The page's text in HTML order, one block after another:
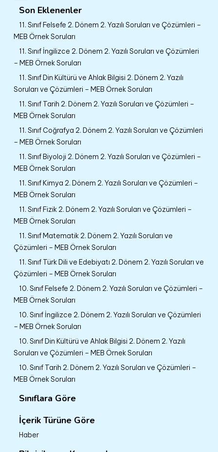
Son Eklenenler
11. Sınıf Felsefe 2. Dönem 2. Yazılı Soruları ve Çözümleri –
MEB Örnek Soruları
11. Sınıf İngilizce 2. Dönem 2. Yazılı Soruları ve Çözümleri
– MEB Örnek Soruları
11. Sınıf Din Kültürü ve Ahlak Bilgisi 2. Dönem 2. Yazılı
Soruları ve Çözümleri – MEB Örnek Soruları
11. Sınıf Tarih 2. Dönem 2. Yazılı Soruları ve Çözümleri –
MEB Örnek Soruları
11. Sınıf Coğrafya 2. Dönem 2. Yazılı Soruları ve Çözümleri
– MEB Örnek Soruları
11. Sınıf Biyoloji 2. Dönem 2. Yazılı Soruları ve Çözümleri –
MEB Örnek Soruları
11. Sınıf Kimya 2. Dönem 2. Yazılı Soruları ve Çözümleri –
MEB Örnek Soruları
11. Sınıf Fizik 2. Dönem 2. Yazılı Soruları ve Çözümleri –
MEB Örnek Soruları
11. Sınıf Matematik 2. Dönem 2. Yazılı Soruları ve
Çözümleri – MEB Örnek Soruları
11. Sınıf Türk Dili ve Edebiyatı 2. Dönem 2. Yazılı Soruları ve
Çözümleri – MEB Örnek Soruları
10. Sınıf Felsefe 2. Dönem 2. Yazılı Soruları ve Çözümleri –
MEB Örnek Soruları
10. Sınıf İngilizce 2. Dönem 2. Yazılı Soruları ve Çözümleri
– MEB Örnek Soruları
10. Sınıf Din Kültürü ve Ahlak Bilgisi 2. Dönem 2. Yazılı
Soruları ve Çözümleri – MEB Örnek Soruları
10. Sınıf Tarih 2. Dönem 2. Yazılı Soruları ve Çözümleri –
MEB Örnek Soruları
Sınıflara Göre
İçerik Türüne Göre
Haber